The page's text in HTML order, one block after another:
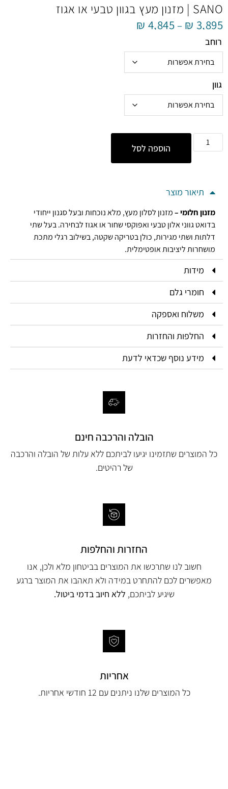
SANO | מזנון מעץ בגוון טבעי או אגוז
₪ 3,895
–
₪ 4,845
רוחב
גוון
הוספה לסל
תיאור מוצר
מזנון חלומי –מזנון לסלון מעץ, מלא נוכחות ובעל סגנון ייחודי
בדואט גווני אלון טבעי ואפוקסי שחור או אגוז לבחירה. בעל שתי
דלתות ושתי מגירות, כולן בטריקה שקטה, בשילוב רגלי מתכת
מושחרות ליציבות אופטימלית.
מידות
חומרי גלם
משלוח ואספקה
החלפות והחזרות
מידע נוסף שכדאי לדעת
הובלה והרכבה חינם
כל המוצרים שתזמינו יגיעו לביתכם ללא עלות של הובלה והרכבה
של רהיטים.
החזרות והחלפות
חשוב לנו שתרכשו את המוצרים בביטחון מלא ולכן, אנו
מאפשרים לכם להתחרט במידה ולא תאהבו את המוצר ברגע
שיגיע לביתכם, ללא חיוב בדמי ביטול.
אחריות
כל המוצרים שלנו ניתנים עם 12 חודשי אחריות.